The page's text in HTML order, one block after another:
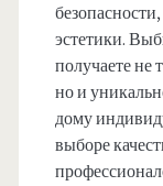
эстетики.
получаете не
но и
дому
выборе